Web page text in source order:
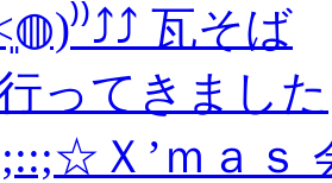
瓦そば
ってきました
Ｘ’ｍａ